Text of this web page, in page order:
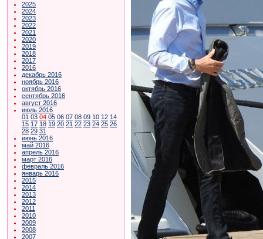
2025
2024
2023
2022
2021
2020
2019
2018
2017
2016
декабрь 2016
ноябрь 2016
октябрь 2016
сентябрь 2016
август 2016
июль 2016
01 03 04 05 06 07 08 09 10 12 14
15 17 18 19 20 21 22 23 24 25 26
28 29 31
июнь 2016
май 2016
апрель 2016
март 2016
февраль 2016
январь 2016
2015
2014
2013
2012
2011
2010
2009
2008
2007